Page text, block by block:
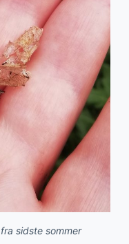
sidste sommer